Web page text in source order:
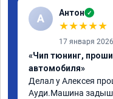
А Антон ✓
★★★★★
17 января 2026
«Чип тюнинг,
автомобиля»
Делал у Алексея
Ауди.Машина